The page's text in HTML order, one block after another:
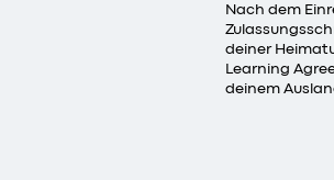
Nach dem
deiner
Learning
deinem